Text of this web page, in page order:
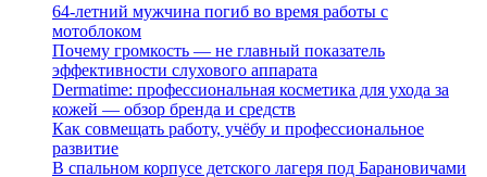
64-летний мужчина погиб во время работы с
мотоблоком
Почему громкость — не главный показатель
эффективности слухового аппарата
Dermatime: профессиональная косметика для ухода за
кожей — обзор бренда и средств
Как совмещать работу, учёбу и профессиональное
развитие
В спальном корпусе детского лагеря под Барановичами